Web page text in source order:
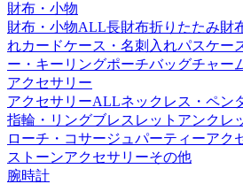
財布・小物
財布・小物ALL長財布折りたたみ財
れカードケース・名刺入れパスケー
ー・キーリングポーチバッグチャー
アクセサリー
アクセサリーALLネックレス・ペン
指輪・リングブレスレット アンクレ
ローチ・コサージュ パーティーアク
ストーンアクセサリーその他
腕時計